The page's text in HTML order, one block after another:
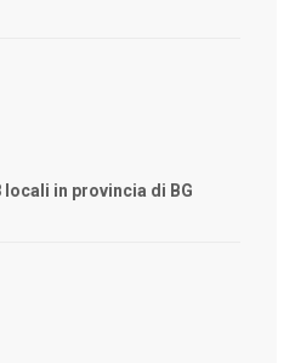
in provincia di BG